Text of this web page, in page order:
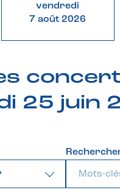
vendredi
7 août 2026
25 juin